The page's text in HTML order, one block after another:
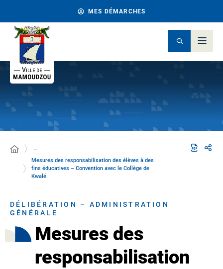
MES DÉMARCHES
…
Mesures des responsabilisation des élèves à des
fins éducatives – Convention avec le Collège de
Kwalé
DÉLIBÉRATION – ADMINISTRATION
GÉNÉRALE
Mesures des
responsabilisation